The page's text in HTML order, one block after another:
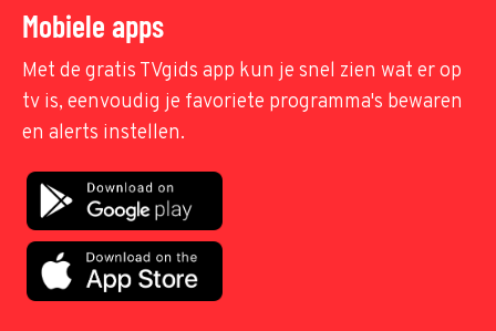
Mobiele apps
Met de gratis TVgids app kun je snel zien wat er op
tv is, eenvoudig je favoriete programma's bewaren
en alerts instellen.